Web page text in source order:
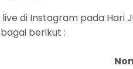
di Instagram pada Hari
berikut :